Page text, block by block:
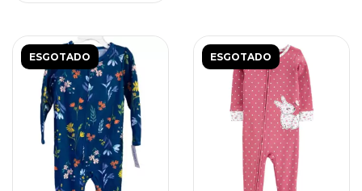
ESGOTADO ESGOTADO